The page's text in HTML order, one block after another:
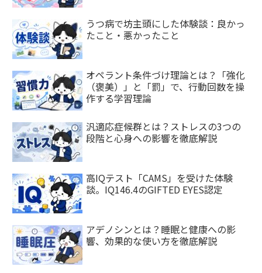
うつ病で坊主頭にした体験談：良かっ
たこと・悪かったこと
オペラント条件づけ理論とは？「強化
（褒美）」と「罰」で、行動回数を操
作する学習理論
汎適応症候群とは？ストレスの3つの
段階と心身への影響を徹底解説
高IQテスト「CAMS」を受けた体験
談。IQ146.4のGIFTED EYES認定
アデノシンとは？睡眠と健康への影
響、効果的な使い方を徹底解説